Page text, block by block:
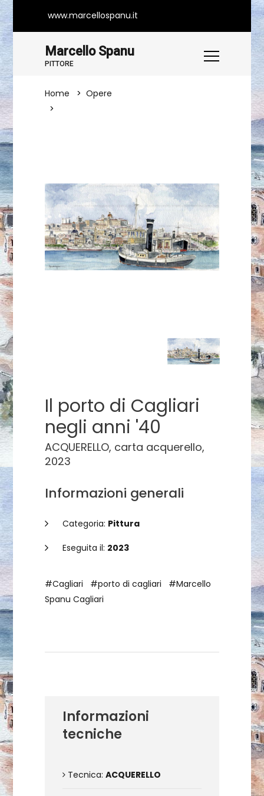
www.marcellospanu.it
Marcello Spanu
PITTORE
Home
Opere
Il porto di Cagliari
negli anni '40
ACQUERELLO, carta acquerello,
2023
Informazioni generali
Categoria: Pittura
Eseguita il: 2023
#Cagliari #porto di cagliari
#Marcello
Spanu Cagliari
Informazioni
tecniche
Tecnica: ACQUERELLO